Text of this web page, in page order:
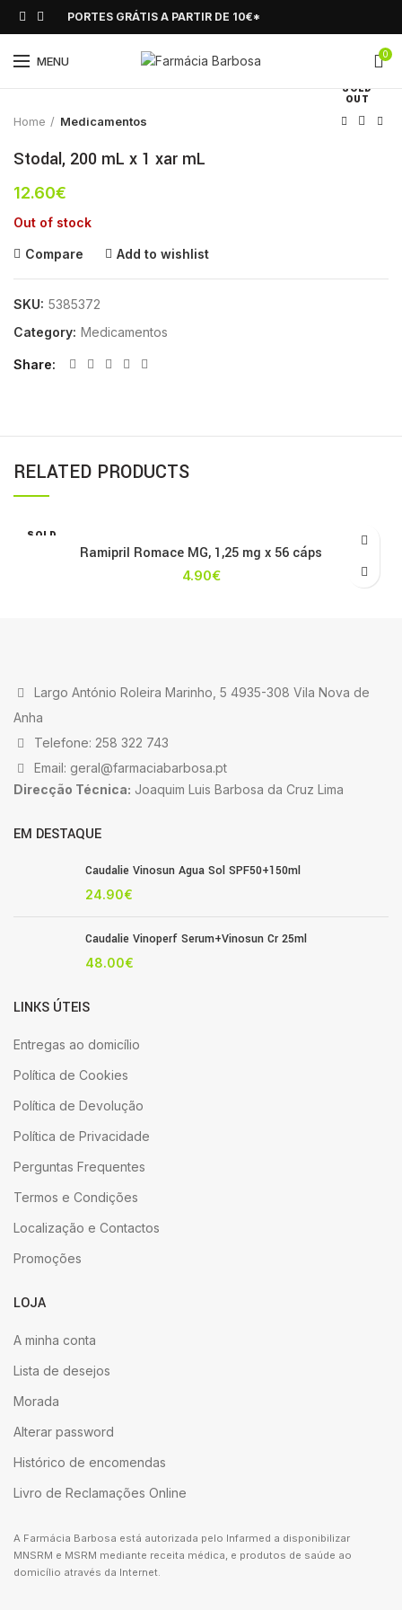
PORTES GRÁTIS A PARTIR DE 10€*
MENU 0
SOLD
OUT
Click to enlarge
Home Medicamentos
Stodal, 200 mL x 1 xar mL
12.60€
Out of stock
Compare Add to wishlist
SKU: 5385372
Category: Medicamentos
Share
RELATED PRODUCTS
SOLD
Ramipril Romace MG, 1,25 mg x 56 cáps
4.90€
Largo António Roleira Marinho, 5 4935-308 Vila Nova de
Anha
Telefone: 258 322 743
Email: geral@farmaciabarbosa.pt
Direcção Técnica: Joaquim Luis Barbosa da Cruz Lima
EM DESTAQUE
Caudalie Vinosun Agua Sol SPF50+150ml
24.90€
Caudalie Vinoperf Serum+Vinosun Cr 25ml
48.00€
LINKS ÚTEIS
Entregas ao domicílio
Política de Cookies
Política de Devolução
Política de Privacidade
Perguntas Frequentes
Termos e Condições
Localização e Contactos
Promoções
LOJA
A minha conta
Lista de desejos
Morada
Alterar password
Histórico de encomendas
Livro de Reclamações Online
A Farmácia Barbosa está autorizada pelo Infarmed a disponibilizar
MNSRM e MSRM mediante receita médica, e produtos de saúde ao
domicílio através da Internet.